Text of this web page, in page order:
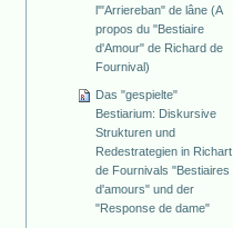
l'"Arriereban" de lâne (A
propos du "Bestiaire
d'Amour" de Richard de
Fournival)
Das "gespielte"
Bestiarium: Diskursive
Strukturen und
Redestrategien in Richart
de Fournivals "Bestiaires
d'amours" und der
"Response de dame"